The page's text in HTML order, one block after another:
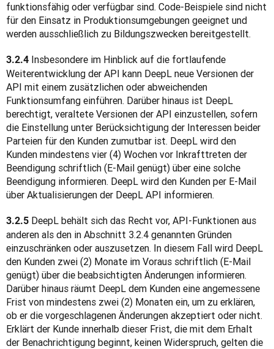
funktionsfähig oder verfügbar sind. Code-Beispiele sind nicht
für den Einsatz in Produktionsumgebungen geeignet und
werden ausschließlich zu Bildungszwecken bereitgestellt.
3.2.4 Insbesondere im Hinblick auf die fortlaufende
Weiterentwicklung der API kann DeepL neue Versionen der
API mit einem zusätzlichen oder abweichenden
Funktionsumfang einführen. Darüber hinaus ist DeepL
berechtigt, veraltete Versionen der API einzustellen, sofern
die Einstellung unter Berücksichtigung der Interessen beider
Parteien für den Kunden zumutbar ist. DeepL wird den
Kunden mindestens vier (4) Wochen vor Inkrafttreten der
Beendigung schriftlich (E-Mail genügt) über eine solche
Beendigung informieren. DeepL wird den Kunden per E-Mail
über Aktualisierungen der DeepL API informieren.
3.2.5 DeepL behält sich das Recht vor, API-Funktionen aus
anderen als den in Abschnitt 3.2.4 genannten Gründen
einzuschränken oder auszusetzen. In diesem Fall wird DeepL
den Kunden zwei (2) Monate im Voraus schriftlich (E-Mail
genügt) über die beabsichtigten Änderungen informieren.
Darüber hinaus räumt DeepL dem Kunden eine angemessene
Frist von mindestens zwei (2) Monaten ein, um zu erklären,
ob er die vorgeschlagenen Änderungen akzeptiert oder nicht.
Erklärt der Kunde innerhalb dieser Frist, die mit dem Erhalt
der Benachrichtigung beginnt, keinen Widerspruch, gelten die